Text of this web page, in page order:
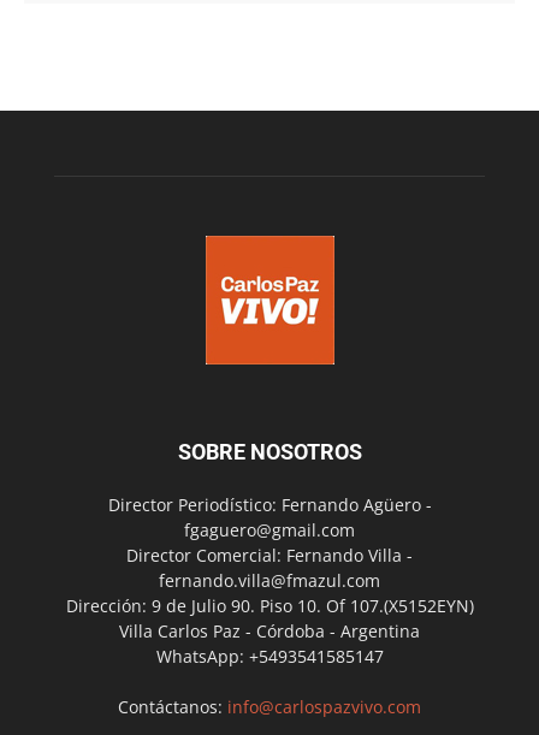
SOBRE NOSOTROS
Director Periodístico: Fernando Agüero -
fgaguero@gmail.com
Director Comercial: Fernando Villa -
fernando.villa@fmazul.com
Dirección: 9 de Julio 90. Piso 10. Of 107.(X5152EYN)
Villa Carlos Paz - Córdoba - Argentina
WhatsApp: +5493541585147
Contáctanos: info@carlospazvivo.com